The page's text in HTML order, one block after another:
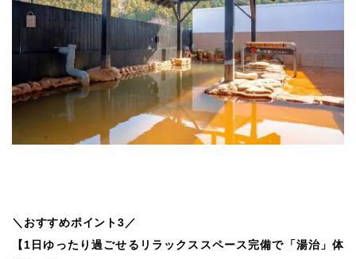
＼おすすめポイント3／
【1日ゆったり過ごせるリラックススペース完備で「湯治」体